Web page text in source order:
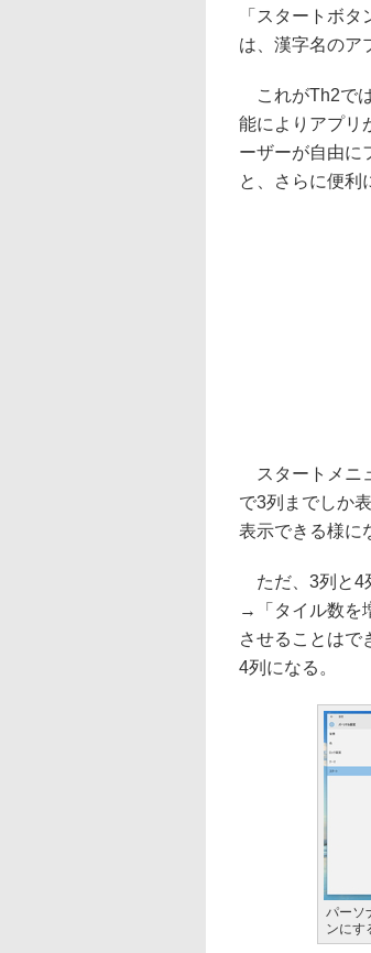
「スタートボ
は、漢字名のア
これがTh2で
能によりアプリ
ーザーが自由に
と、さらに便利
スタートメニ
で3列までしか
表示できる様に
ただ、3列と4
→「タイル数を
させることはで
4列になる。
パーソ
ンにす